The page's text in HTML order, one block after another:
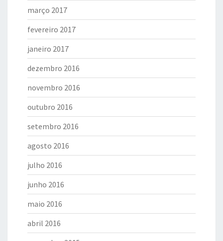
março 2017
fevereiro 2017
janeiro 2017
dezembro 2016
novembro 2016
outubro 2016
setembro 2016
agosto 2016
julho 2016
junho 2016
maio 2016
abril 2016